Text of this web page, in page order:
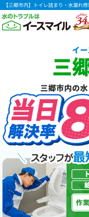
【三郷市内】トイレ詰まり・水漏れ
イ
三
三郷市内の